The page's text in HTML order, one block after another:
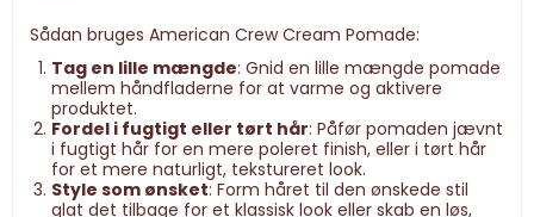
Sådan bruges American Crew Cream Pomade:
Tag en lille mængde: Gnid en lille mængde pomade
mellem håndfladerne for at varme og aktivere
produktet.
Fordel i fugtigt eller tørt hår: Påfør pomaden jævnt
i fugtigt hår for en mere poleret finish, eller i tørt hår
for et mere naturligt, tekstureret look.
Style som ønsket: Form håret til den ønskede stil
glat det tilbage for et klassisk look eller skab en løs,